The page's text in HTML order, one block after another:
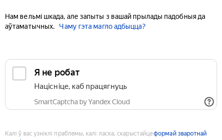
Нам вельмі шкада, але запыты з вашай прылады падобныя да
аўтаматычных.
Чаму гэта магло адбыцца?
Я не робат
Націсніце, каб працягнуць
SmartCaptcha by Yandex Cloud
Калі ў вас узніклі праблемы, калі ласка, скарыстайцеформай зваротнай